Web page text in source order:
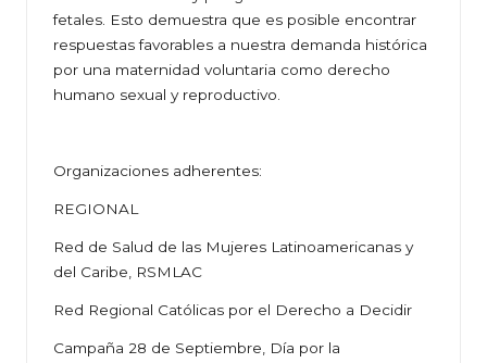
fetales. Esto demuestra que es posible encontrar
respuestas favorables a nuestra demanda histórica
por una maternidad voluntaria como derecho
humano sexual y reproductivo.
Organizaciones adherentes:
REGIONAL
Red de Salud de las Mujeres Latinoamericanas y
del Caribe, RSMLAC
Red Regional Católicas por el Derecho a Decidir
Campaña 28 de Septiembre, Día por la